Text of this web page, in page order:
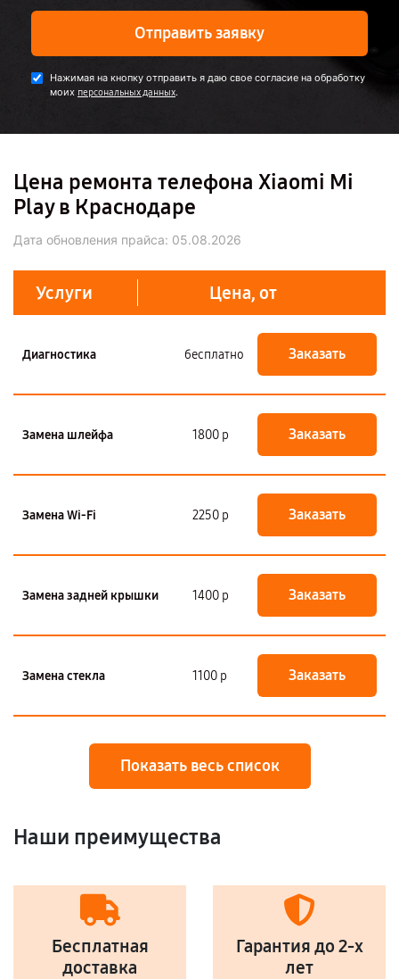
Отправить заявку
Нажимая на кнопку отправить я даю свое согласие на обработку
моих персональных данных.
Цена ремонта телефона Xiaomi Mi
Play в Краснодаре
Дата обновления прайса: 05.08.2026
Услуги Цена, от
Диагностика бесплатно Заказать
Замена шлейфа 1800 р Заказать
Замена Wi-Fi 2250 р Заказать
Замена задней крышки 1400 р Заказать
Замена стекла 1100 р Заказать
Показать весь список
Наши преимущества
Бесплатная
доставка
Гарантия до 2-х
лет